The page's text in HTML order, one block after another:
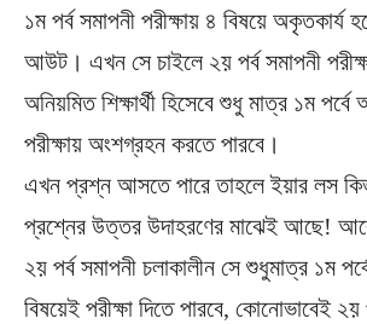
১ম পর্ব সমাপনী পরীক্ষায় ৪ বিষয়ে অকৃতকার্য
আউট। এখন সে চাইলে ২য় পর্ব সমাপনী
অনিয়মিত শিক্ষার্থী হিসেবে শুধু মাত্র ১ম
পরীক্ষায় অংশগ্রহন করতে পারবে।
এখন প্রশ্ন আসতে পারে তাহলে ইয়ার লস
প্রশ্নের উত্তর উদাহরণের মাঝেই আছে!
২য় পর্ব সমাপনী চলাকালীন সে শুধুমাত্র ১ম
বিষয়েই পরীক্ষা দিতে পারবে, কোনোভাবেই